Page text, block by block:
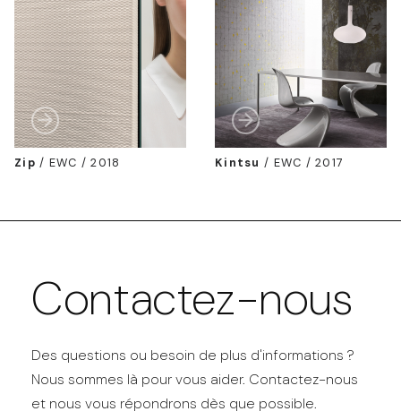
Zip / EWC / 2018 Kintsu / EWC / 2017
Contactez-nous
Des questions ou besoin de plus d'informations ?
Nous sommes là pour vous aider. Contactez-nous
et nous vous répondrons dès que possible.